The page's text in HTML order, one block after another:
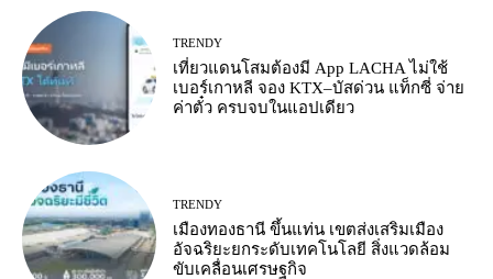
TRENDY
เที่ยวแดนโสมต้องมี App LACHA ไม่ใช้
เบอร์เกาหลี จอง KTX–บัสด่วน แท็กซี่ จ่าย
ค่าตั๋ว ครบจบในแอปเดียว
TRENDY
เมืองทองธานี ขึ้นแท่น เขตส่งเสริมเมือง
อัจฉริยะยกระดับเทคโนโลยี สิ่งแวดล้อม
ขับเคลื่อนเศรษฐกิจ